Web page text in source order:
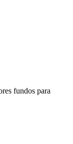
fundos para